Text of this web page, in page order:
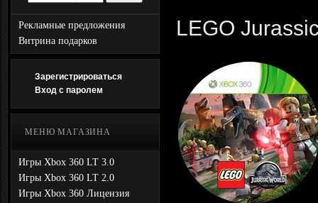
Рекламные предложения
Витрина подарков
Зарегистрироваться
Вход с паролем
МЕНЮ МАГАЗИНА
Игры Xbox 360 LT 3.0
Игры Xbox 360 LT 2.0
Игры Xbox 360 Лицензия
LEGO